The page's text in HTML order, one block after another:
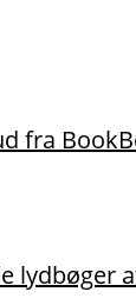
fra
lydbøger